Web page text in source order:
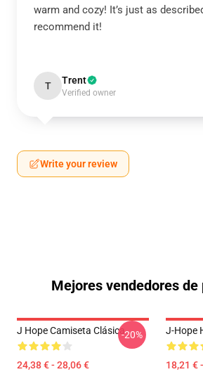
warm and cozy! It’s just as
recommend it!
T Trent
Verified owner
Write your review
Mejores vendedores de
J Hope Camiseta Clásica
24,38 € - 28,06 €
-20% J-Hope
18,21 €